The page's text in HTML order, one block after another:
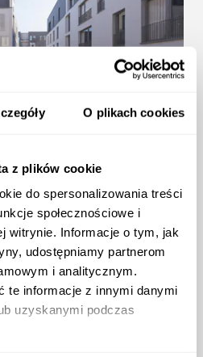
O plikach cookies
z plików cookie
do spersonalizowania treści
społecznościowe i
witrynie. Informacje o tym, jak
udostępniamy partnerom
i analitycznym.
te informacje z innymi danymi
uzyskanymi podczas